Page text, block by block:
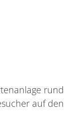
rund
auf den